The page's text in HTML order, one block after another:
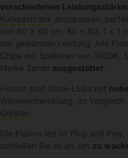
verschiedenen
Kulturschrank anzupassen,
von 60 x 60 cm, 80 x 80, 1 x 1
der gewählten Leistung. Alle
Chips mit Spektren von 3000K,
Marke Sanan ausgestattet
Fission sind Grow-LEDs mit
Wärmeentwicklung, im
Geräten
Die Fission led ist Plug and
schließen Sie es an, um zu